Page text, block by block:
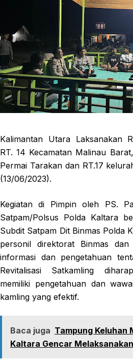
Kalimantan Utara Laksanakan
RT. 14 Kecamatan Malinau
Permai Tarakan dan RT.17
(13/06/2023).
Kegiatan di Pimpin oleh PS.
Satpam/Polsus Polda Kaltara
Subdit Satpam Dit Binmas Polda
personil direktorat Binmas
informasi dan pengetahuan
Revitalisasi Satkamling
memiliki pengetahuan dan
kamling yang efektif.
Baca juga Tampung Keluhan
Kaltara Gencar